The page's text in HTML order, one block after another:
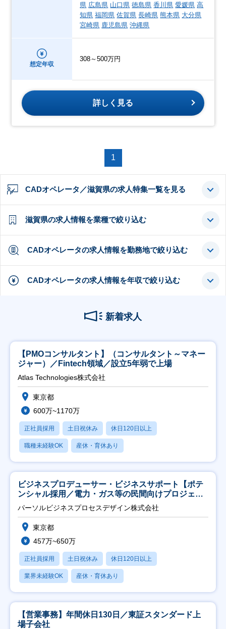
県 広島県 山口県 徳島県 香川県 愛媛県 高
知県 福岡県 佐賀県 長崎県 熊本県 大分県
宮崎県 鹿児島県 沖縄県
想定年収
308～500万円
詳しく見る
1
CADオペレータ／滋賀県の求人特集一覧を見る
滋賀県の求人情報を業種で絞り込む
CADオペレータの求人情報を勤務地で絞り込む
CADオペレータの求人情報を年収で絞り込む
新着求人
【PMOコンサルタント】（コンサルタント～マネー
ジャー）／Fintech領域／設立5年弱で上場
Atlas Technologies株式会社
東京都
600万~1170万
正社員採用 土日祝休み 休日120日以上
職種未経験OK 産休・育休あり
ビジネスプロデューサー・ビジネスサポート【ポテ
ンシャル採用／電力・ガス等の民間向けプロジェク
ト推進】
パーソルビジネスプロセスデザイン株式会社
東京都
457万~650万
正社員採用 土日祝休み 休日120日以上
業界未経験OK 産休・育休あり
【営業事務】年間休日130日／東証スタンダード上
場子会社